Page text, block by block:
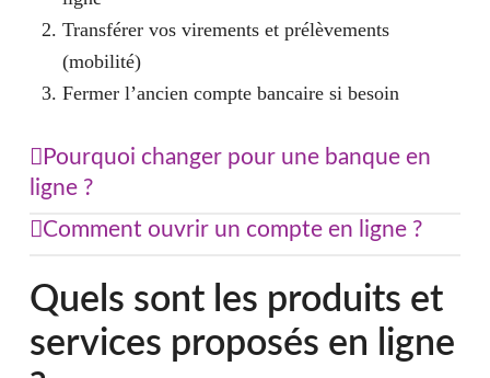
Transférer vos virements et prélèvements
(mobilité)
Fermer l’ancien compte bancaire si besoin
Pourquoi changer pour une banque en
ligne ?
Car depuis quelques années la tarification des
sur 5 souhaite de changer de banque pour une banque
en ligne (source : OpinionWay), d’ailleurs 7% des
français sont déjà clients d’une banque en ligne.
Comment ouvrir un compte en ligne ?
rapide, il suffit de saisir et prendre en photo vos
justificatifs. Un télé-opérateur va vérifier vos
justificatifs d’identités, de revenus et de domicile,
Quels sont les produits et
services proposés en ligne